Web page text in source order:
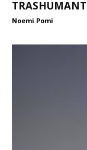
Noemi Pomi